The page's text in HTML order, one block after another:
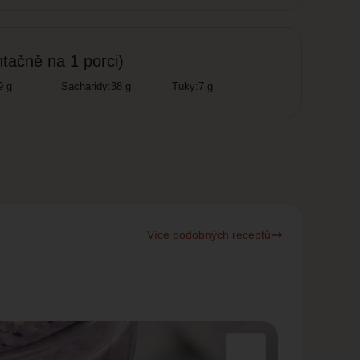
na 1 porci)
g Sacharidy: 38 g Tuky: 7 g
Více podobných receptů